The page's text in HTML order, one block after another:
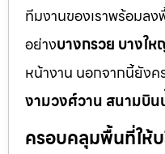
ทีมงานของเราพร้อมล
อย่างบางกรวย บางใ
หน้างาน นอกจากนี้ยัง
งามวงศ์วาน สนามบิ
ครอบคลุมพื้นที่ให้